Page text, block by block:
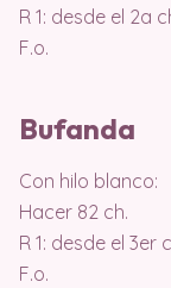
R 1: desde el 2a
F.o.
Bufanda
Con hilo blanco:
Hacer 82 ch.
R 1: desde el 3er
F.o.